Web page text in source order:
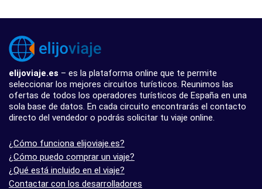
elijoviaje.es – es la plataforma online que te permite
seleccionar los mejores circuitos turísticos. Reunimos las
ofertas de todos los operadores turísticos de España en una
sola base de datos. En cada circuito encontrarás el contacto
directo del vendedor o podrás solicitar tu viaje online.
¿Cómo funciona elijoviaje.es?
¿Cómo puedo comprar un viaje?
¿Qué está incluido en el viaje?
Contactar con los desarrolladores